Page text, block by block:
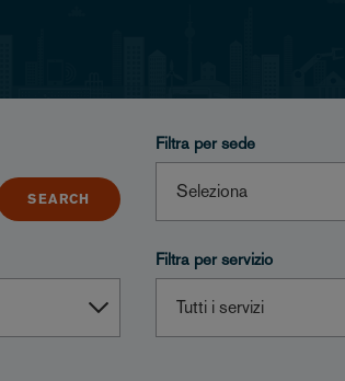
Filtra per sede
Filtra per servizio